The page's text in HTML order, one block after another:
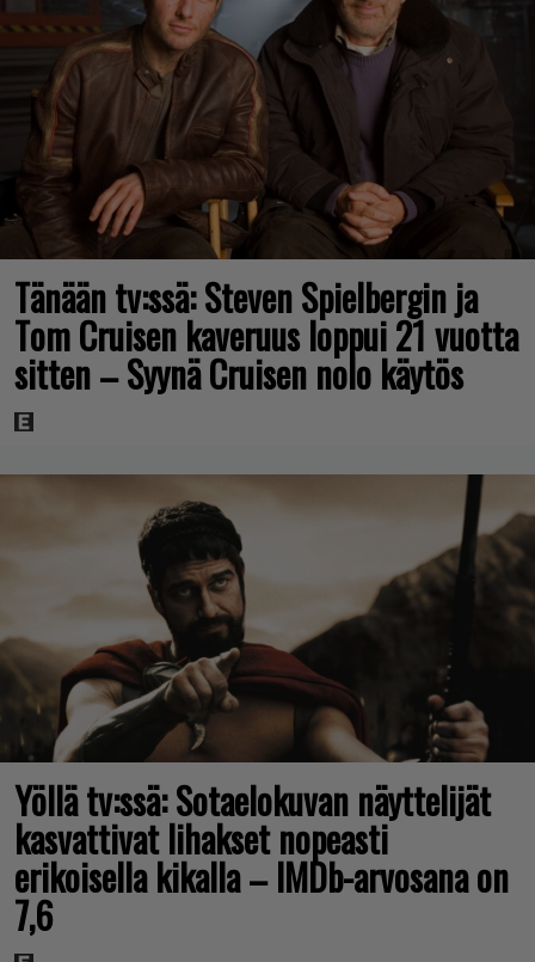
Tänään tv:ssä: Steven Spielbergin ja
Tom Cruisen kaveruus loppui 21 vuotta
sitten – Syynä Cruisen nolo käytös
Yöllä tv:ssä: Sotaelokuvan näyttelijät
kasvattivat lihakset nopeasti
erikoisella kikalla – IMDb-arvosana on
7,6